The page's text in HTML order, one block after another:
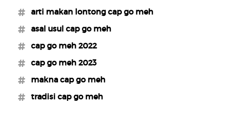
#arti makan lontong cap go meh
#asal usul cap go meh
#cap go meh 2022
#cap go meh 2023
#makna cap go meh
#tradisi cap go meh